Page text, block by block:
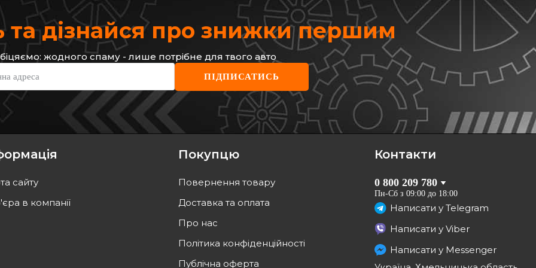
(передньої)
Clio 3.0 V6
Код: 40 21 020 84R
Підшипник маточини передньої
(45*83*39) + ABS
Код: 40 21 027 71R
та дізнайся про знижки першим
жодного спаму - лише потрібне для твого авто
адреса ПІДПИСАТИСЬ
Контакти
0 800 209 780
Пн-Сб з 09:00 до 18:00
Написати у Telegram
Написати у Viber
Написати у Messenger
сайту
в компанії
Покупцю
Повернення товару
Доставка та оплата
Про нас
Політика конфіденційності
Публічна оферта